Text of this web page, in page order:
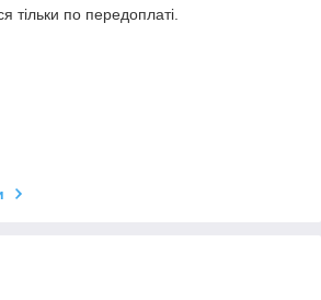
тільки по передоплаті.